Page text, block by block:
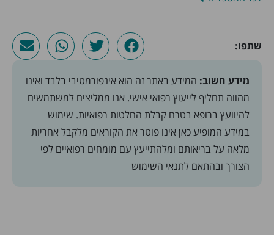
שתפו:
מידע חשוב: המידע באתר זה הוא אינפורמטיבי בלבד ואינו
מהווה תחליף לייעוץ רפואי אישי. אנו ממליצים למשתמשים
להיוועץ ברופא בטרם קבלת החלטות רפואיות. שימוש
במידע המופיע כאן אינו פוטר את הקוראים מלקבל אחריות
מלאה על בריאותם ומלהתייעץ עם מומחים רפואיים לפי
הצורך ובהתאם לתנאי השימוש